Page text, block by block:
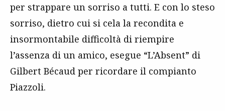
per strappare un sorriso a tutti. E con lo steso
sorriso, dietro cui si cela la recondita e
insormontabile difficoltà di riempire
l’assenza di un amico, esegue “L’Absent” di
Gilbert Bécaud per ricordare il compianto
Piazzoli.